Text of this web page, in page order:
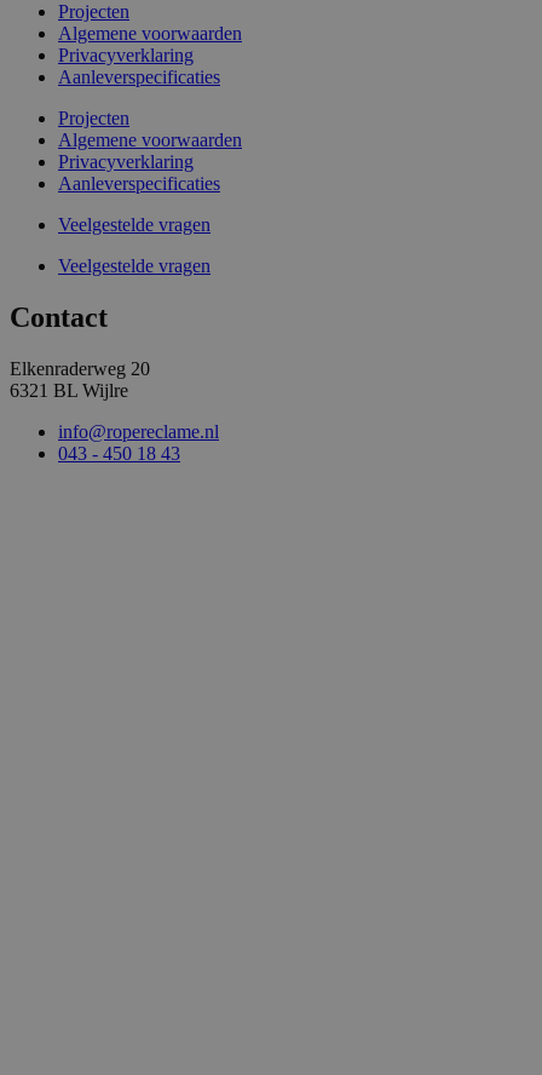
Projecten
Algemene voorwaarden
Privacyverklaring
Aanleverspecificaties
Projecten
Algemene voorwaarden
Privacyverklaring
Aanleverspecificaties
Veelgestelde vragen
Veelgestelde vragen
Contact
Elkenraderweg 20
6321 BL Wijlre
info@ropereclame.nl
043 - 450 18 43